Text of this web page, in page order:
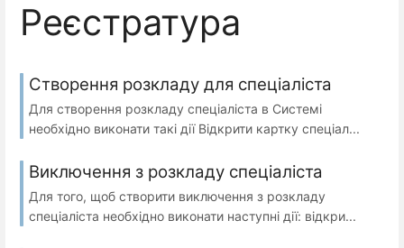
Реєстратура
Створення розкладу для спеціаліста
Для створення розкладу спеціаліста в Системі
необхідно виконати такі дії Відкрити картку спеціал...
Виключення з розкладу спеціаліста
Для того, щоб створити виключення з розкладу
спеціаліста необхідно виконати наступні дії: відкри...